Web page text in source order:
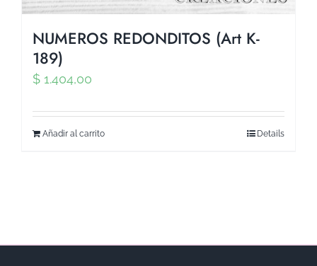
NUMEROS REDONDITOS (Art K-
189)
$ 1.404,00
Añadir al carrito Details